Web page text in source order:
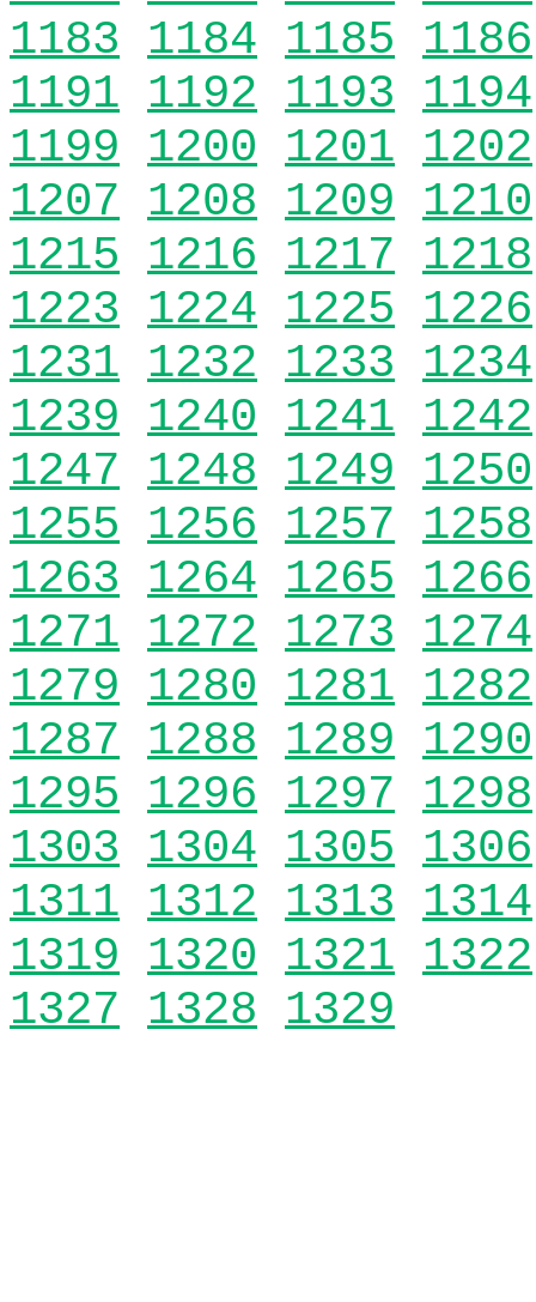
1183 1184 1185 1186
1191 1192 1193 1194
1199 1200 1201 1202
1207 1208 1209 1210
1215 1216 1217 1218
1223 1224 1225 1226
1231 1232 1233 1234
1239 1240 1241 1242
1247 1248 1249 1250
1255 1256 1257 1258
1263 1264 1265 1266
1271 1272 1273 1274
1279 1280 1281 1282
1287 1288 1289 1290
1295 1296 1297 1298
1303 1304 1305 1306
1311 1312 1313 1314
1319 1320 1321 1322
1327 1328 1329